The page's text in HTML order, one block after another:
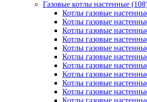
Газовые котлы настенные
Котлы газовые
Котлы газовые
Котлы газовые
Котлы газовые
Котлы газовые
Котлы газовые
Котлы газовые
Котлы газовые
Котлы газовые
Котлы газовые
Котлы газовые